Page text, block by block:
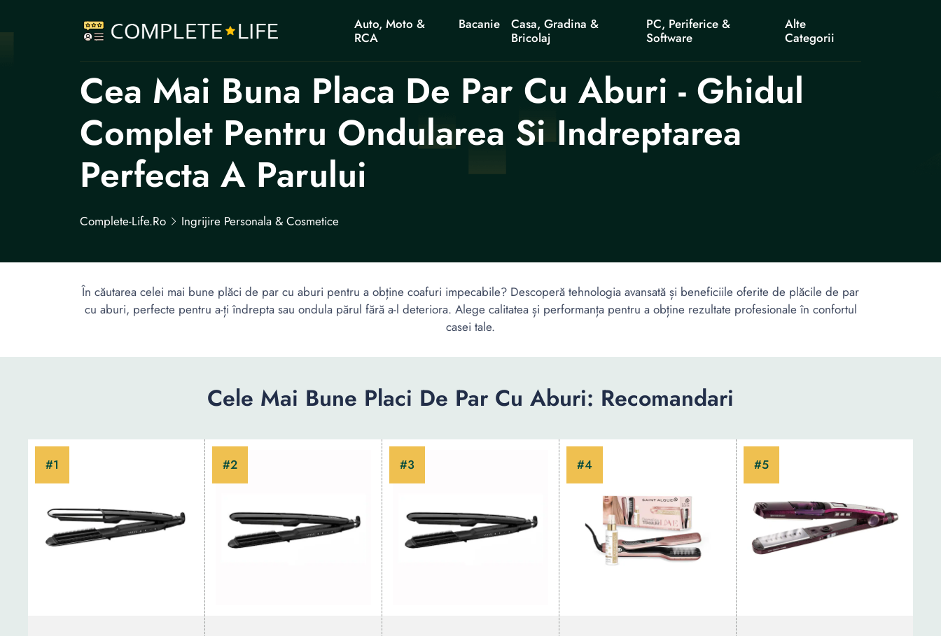
Auto, Moto &
RCA
Bacanie
Casa, Gradina &
Bricolaj
PC, Periferice &
Software
Alte
Categorii
Cea Mai Buna Placa De Par Cu Aburi - Ghidul
Complet Pentru Ondularea Si Indreptarea
Perfecta A Parului
Complete-Life.ro Ingrijire Personala & Cosmetice
În căutarea celei mai bune plăci de par cu aburi pentru a obține coafuri impecabile? Descoperă tehnologia avansată și beneficiile oferite de plăcile de par
cu aburi, perfecte pentru a-ți îndrepta sau ondula părul fără a-l deteriora. Alege calitatea și performanța pentru a obține rezultate profesionale în confortul
casei tale.
Cele Mai Bune Placi De Par Cu Aburi: Recomandari